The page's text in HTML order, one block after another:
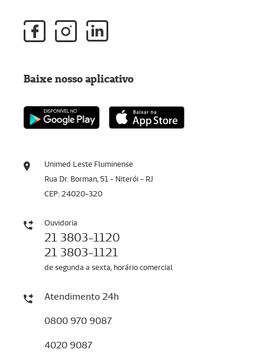
Unimed Leste Fluminense
Rua Dr. Borman, 51 - Niterói - RJ
CEP: 24020-320
Ouvidoria
21 3803-1120
21 3803-1121
de segunda a sexta, horário comercial
Atendimento 24h
0800 970 9087
4020 9087
Baixe nosso aplicativo